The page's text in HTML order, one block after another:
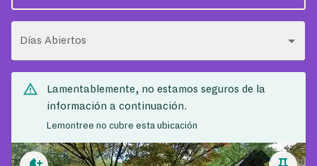
Días Abiertos
Lamentablemente, no estamos seguros de la
información a continuación.
Lemontree no cubre esta ubicación